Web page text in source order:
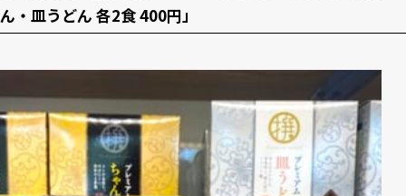
ん・皿うどん 各2食 400円」